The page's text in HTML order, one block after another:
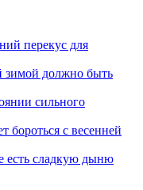
перекус для
зимой должно быть
сильного
бороться с весенней
есть сладкую дыню